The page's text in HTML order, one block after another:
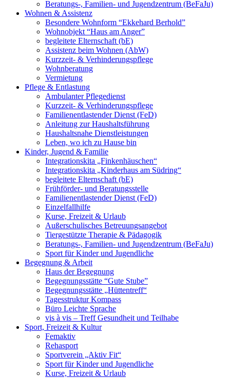
Beratungs-, Familien- und Jugendzentrum (BeFaJu)
Wohnen & Assistenz
Besondere Wohnform “Ekkehard Berhold”
Wohnobjekt “Haus am Anger”
begleitete Elternschaft (bE)
Assistenz beim Wohnen (AbW)
Kurzzeit- & Verhinderungspflege
Wohnberatung
Vermietung
Pflege & Entlastung
Ambulanter Pflegedienst
Kurzzeit- & Verhinderungspflege
Familienentlastender Dienst (FeD)
Anleitung zur Haushaltsführung
Haushaltsnahe Dienstleistungen
Leben, wo ich zu Hause bin
Kinder, Jugend & Familie
Integrationskita „Finkenhäuschen“
Integrationskita „Kinderhaus am Südring“
begleitete Elternschaft (bE)
Frühförder- und Beratungsstelle
Familienentlastender Dienst (FeD)
Einzelfallhilfe
Kurse, Freizeit & Urlaub
Außerschulisches Betreuungsangebot
Tiergestützte Therapie & Pädagogik
Beratungs-, Familien- und Jugendzentrum (BeFaJu)
Sport für Kinder und Jugendliche
Begegnung & Arbeit
Haus der Begegnung
Begegnungsstätte “Gute Stube”
Begegnungsstätte „Hüttentreff“
Tagesstruktur Kompass
Büro Leichte Sprache
vis à vis – Treff Gesundheit und Teilhabe
Sport, Freizeit & Kultur
Femaktiv
Rehasport
Sportverein „Aktiv Fit“
Sport für Kinder und Jugendliche
Kurse, Freizeit & Urlaub